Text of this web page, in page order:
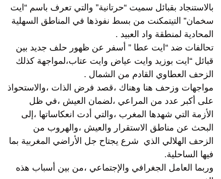
بالاستنجاد بقبائل سميت “حرتانية” والتي تعرف باسم “ايت
سخمان” التيتمكنت من بسط نفوذها في المناطق السهلية
المحادية لمنطقة واد العبيد .
تحالفات ضد “ايت عطا ” أسفر عن ظهور حلف جديد بين
قبائل “ايت بوزيد وايت عياض وايت عتاب،لمواجهة كذلك
الزحف العطاوي القادم من الشمال .
مواجهات وزحف هنا وهناك ،قصد فرض الذات ،والاستحواذ
على أكبر عدد من المراعي ،لضمان العيش ،في ظل
الأزمة التي شهدها المغرب ،والتي أدت انعكاساتها ،إلى
البحث عن مناطق الاستقرار والعيش ،والهروب من
الزحف الهلالي الذي شرع يجتاح جل الأراضي المغربية بما
فيها الساحلية.
وربما العامل الجغرافي والإجتماعي ،من بين أسباب هذه